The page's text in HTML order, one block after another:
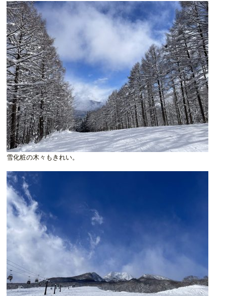
雪化粧の木々もきれい。